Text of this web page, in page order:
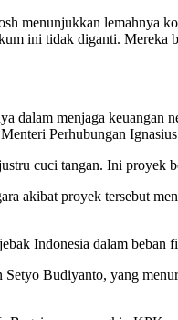
menunjukkan lemahnya
ini tidak diganti.
dalam menjaga
Perhubungan
cuci tangan. Ini proyek
akibat proyek tersebut
Indonesia dalam beban
Budiyanto, yang